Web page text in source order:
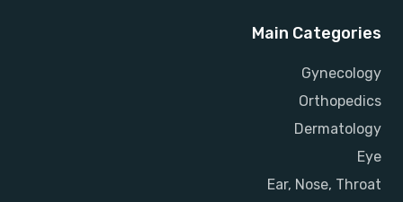
Main Categories
Gynecology
Orthopedics
Dermatology
Eye
Ear, Nose, Throat